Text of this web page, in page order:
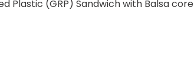
Plastic (GRP) Sandwich with Balsa core